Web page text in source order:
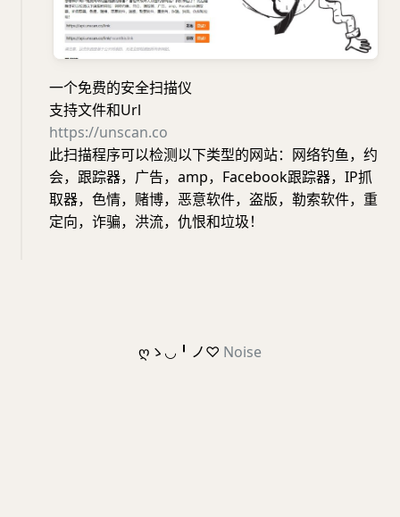
一个免费的安全扫描仪
支持文件和Url
https://unscan.co
此扫描程序可以检测以下类型的网站：网络钓鱼，约
会，跟踪器，广告，amp，Facebook跟踪器，IP抓
取器，色情，赌博，恶意软件，盗版，勒索软件，重
定向，诈骗，洪流，仇恨和垃圾！
ღゝ◡╹ノ♡ Noise